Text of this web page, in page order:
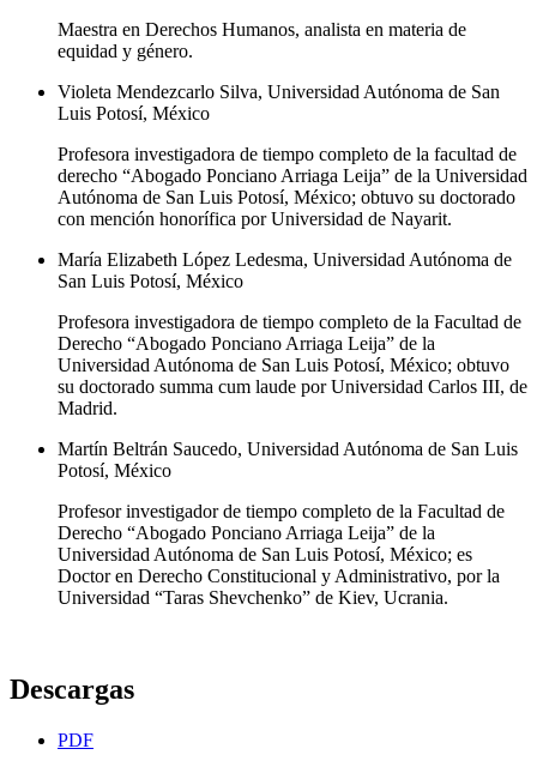
Maestra en Derechos Humanos, analista en materia de
equidad y género.
Violeta Mendezcarlo Silva, Universidad Autónoma de San
Luis Potosí, México
Profesora investigadora de tiempo completo de la facultad de
derecho “Abogado Ponciano Arriaga Leija” de la Universidad
Autónoma de San Luis Potosí, México; obtuvo su doctorado
con mención honorífica por Universidad de Nayarit.
María Elizabeth López Ledesma, Universidad Autónoma de
San Luis Potosí, México
Profesora investigadora de tiempo completo de la Facultad de
Derecho “Abogado Ponciano Arriaga Leija” de la
Universidad Autónoma de San Luis Potosí, México; obtuvo
su doctorado summa cum laude por Universidad Carlos III, de
Madrid.
Martín Beltrán Saucedo, Universidad Autónoma de San Luis
Potosí, México
Profesor investigador de tiempo completo de la Facultad de
Derecho “Abogado Ponciano Arriaga Leija” de la
Universidad Autónoma de San Luis Potosí, México; es
Doctor en Derecho Constitucional y Administrativo, por la
Universidad “Taras Shevchenko” de Kiev, Ucrania.
Descargas
PDF